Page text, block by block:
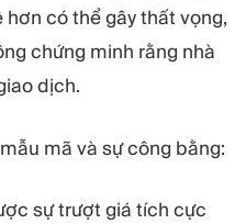
hơn có thể gây thất vọng,
chứng minh rằng nhà
dịch.
mã và sự công bằng:
sự trượt giá tích cực